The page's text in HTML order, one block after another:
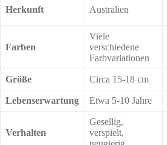
Herkunft Australien
Farben
Viele
verschiedene
Farbvariationen
Größe Circa 15-18 cm
Lebenserwartung Etwa 5-10 Jahre
Verhalten
Gesellig,
verspielt,